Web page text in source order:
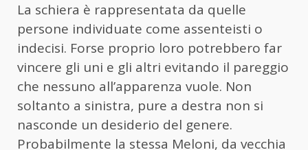
La schiera è rappresentata da quelle
persone individuate come assenteisti o
indecisi. Forse proprio loro potrebbero far
vincere gli uni e gli altri evitando il pareggio
che nessuno all’apparenza vuole. Non
soltanto a sinistra, pure a destra non si
nasconde un desiderio del genere.
Probabilmente la stessa Meloni, da vecchia